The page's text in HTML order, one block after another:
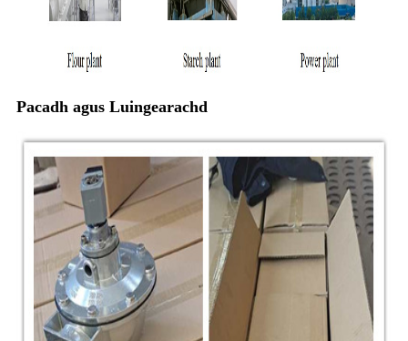
Pacadh agus Luingearachd